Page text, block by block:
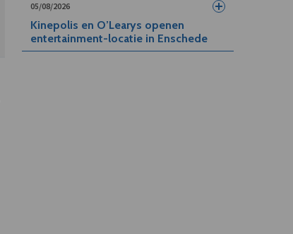
05/08/2026
Kinepolis en O’Learys openen
entertainment-locatie in Enschede